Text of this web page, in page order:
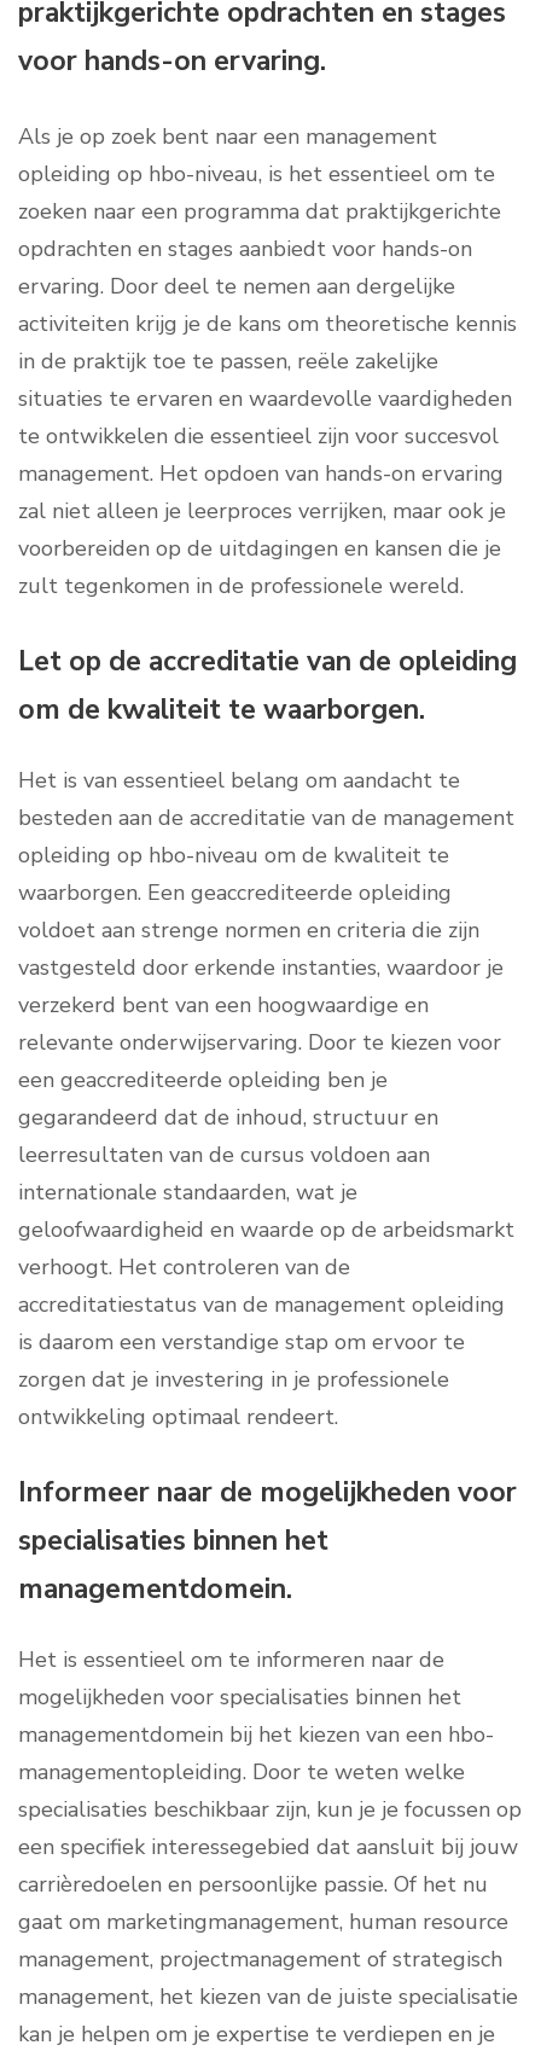
praktijkgerichte opdrachten en stages
voor hands-on ervaring.
Als je op zoek bent naar een management
opleiding op hbo-niveau, is het essentieel om te
zoeken naar een programma dat praktijkgerichte
opdrachten en stages aanbiedt voor hands-on
ervaring. Door deel te nemen aan dergelijke
activiteiten krijg je de kans om theoretische kennis
in de praktijk toe te passen, reële zakelijke
situaties te ervaren en waardevolle vaardigheden
te ontwikkelen die essentieel zijn voor succesvol
management. Het opdoen van hands-on ervaring
zal niet alleen je leerproces verrijken, maar ook je
voorbereiden op de uitdagingen en kansen die je
zult tegenkomen in de professionele wereld.
Let op de accreditatie van de opleiding
om de kwaliteit te waarborgen.
Het is van essentieel belang om aandacht te
besteden aan de accreditatie van de management
opleiding op hbo-niveau om de kwaliteit te
waarborgen. Een geaccrediteerde opleiding
voldoet aan strenge normen en criteria die zijn
vastgesteld door erkende instanties, waardoor je
verzekerd bent van een hoogwaardige en
relevante onderwijservaring. Door te kiezen voor
een geaccrediteerde opleiding ben je
gegarandeerd dat de inhoud, structuur en
leerresultaten van de cursus voldoen aan
internationale standaarden, wat je
geloofwaardigheid en waarde op de arbeidsmarkt
verhoogt. Het controleren van de
accreditatiestatus van de management opleiding
is daarom een verstandige stap om ervoor te
zorgen dat je investering in je professionele
ontwikkeling optimaal rendeert.
Informeer naar de mogelijkheden voor
specialisaties binnen het
managementdomein.
Het is essentieel om te informeren naar de
mogelijkheden voor specialisaties binnen het
managementdomein bij het kiezen van een hbo-
managementopleiding. Door te weten welke
specialisaties beschikbaar zijn, kun je je focussen op
een specifiek interessegebied dat aansluit bij jouw
carrièredoelen en persoonlijke passie. Of het nu
gaat om marketingmanagement, human resource
management, projectmanagement of strategisch
management, het kiezen van de juiste specialisatie
kan je helpen om je expertise te verdiepen en je